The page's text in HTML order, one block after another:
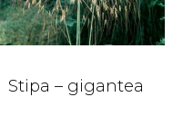
Stipa – gigantea